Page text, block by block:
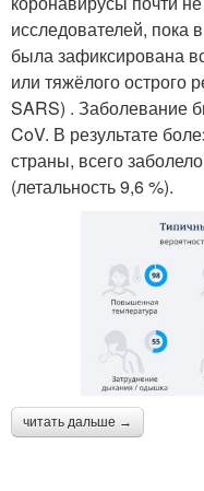
исследователей, пока
была зафиксирована
или тяжёлого острого
SARS) . Заболевание
CoV. В результате
страны, всего
(летальность 9,6 %).
читать дальше →